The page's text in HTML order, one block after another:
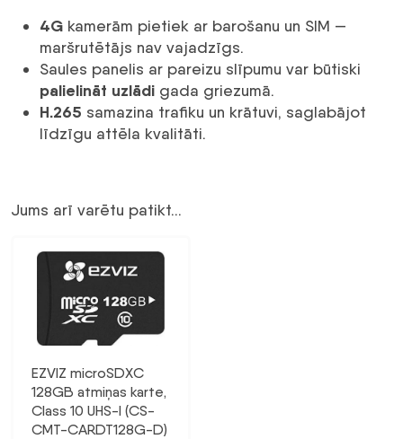
4G kamerām pietiek ar barošanu un SIM —
maršrutētājs nav vajadzīgs.
Saules panelis ar pareizu slīpumu var būtiski
palielināt uzlādi gada griezumā.
H.265 samazina trafiku un krātuvi, saglabājot
līdzīgu attēla kvalitāti.
Jums arī varētu patikt…
EZVIZ microSDXC
128GB atmiņas karte,
Class 10 UHS-I (CS-
CMT-CARDT128G-D)